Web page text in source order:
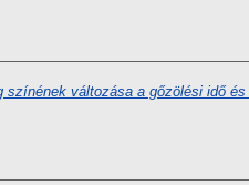
színének változása a gőzölési idő